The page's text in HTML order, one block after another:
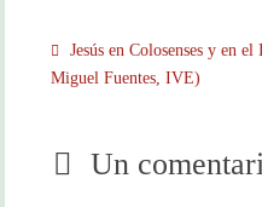
Jesús en Colosenses y en
Miguel Fuentes, IVE)
Un